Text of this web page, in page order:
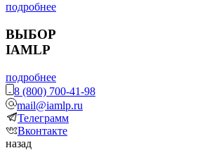
подробнее
ВЫБОР
IAMLP
подробнее
8 (800) 700-41-98
mail@iamlp.ru
Телеграмм
Вконтакте
назад